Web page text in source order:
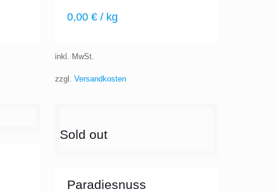
0,00 €/ kg
inkl. MwSt.
zzgl. Versandkosten
Sold out
Paradiesnuss